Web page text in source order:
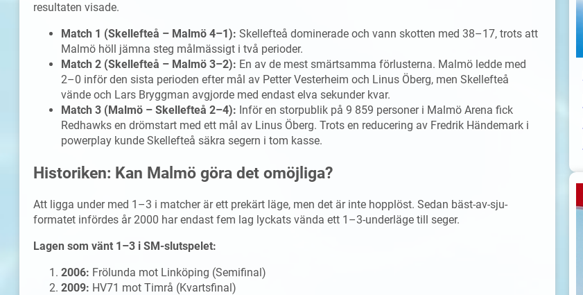
resultaten visade.
Match 1 (Skellefteå – Malmö 4–1): Skellefteå dominerade och vann skotten med 38–17, trots att
Malmö höll jämna steg målmässigt i två perioder.
Match 2 (Skellefteå – Malmö 3–2): En av de mest smärtsamma förlusterna. Malmö ledde med
2–0 inför den sista perioden efter mål av Petter Vesterheim och Linus Öberg, men Skellefteå
vände och Lars Bryggman avgjorde med endast elva sekunder kvar.
Match 3 (Malmö – Skellefteå 2–4): Inför en storpublik på 9 859 personer i Malmö Arena fick
Redhawks en drömstart med ett mål av Linus Öberg. Trots en reducering av Fredrik Händemark i
powerplay kunde Skellefteå säkra segern i tom kasse.
Historiken: Kan Malmö göra det omöjliga?
Att ligga under med 1–3 i matcher är ett prekärt läge, men det är inte hopplöst. Sedan bäst-av-sju-
formatet infördes år 2000 har endast fem lag lyckats vända ett 1–3-underläge till seger.
Lagen som vänt 1–3 i SM-slutspelet:
2006: Frölunda mot Linköping (Semifinal)
2009: HV71 mot Timrå (Kvartsfinal)